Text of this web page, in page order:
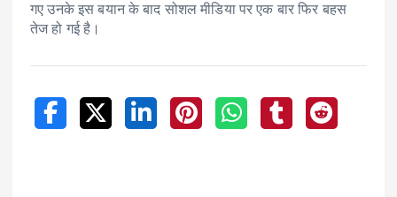
गए उनके इस बयान के बाद सोशल मीडिया पर एक बार फिर बहस
तेज हो गई है।